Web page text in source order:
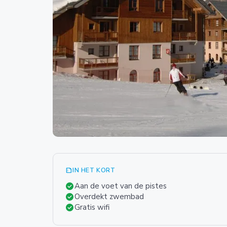
summarizeIN HET KORT
check_circleAan de voet van de pistes
check_circleOverdekt zwembad
check_circleGratis wifi